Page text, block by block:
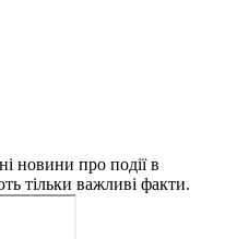
новини про події в
тільки важливі факти.